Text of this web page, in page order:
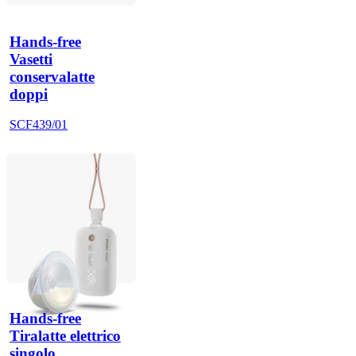
Hands-free
Vasetti
conservalatte
doppi
SCF439/01
Hands-free
Tiralatte elettrico